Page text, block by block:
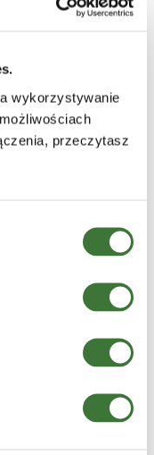
wykorzystywanie
przeczytasz
cantidad de gel.
Cocamidopropyl
Cocoate,
Sodium
Pyridoxine HCl,
Silica,
Acid, Parfum
al estado actual de
vitamina B6,